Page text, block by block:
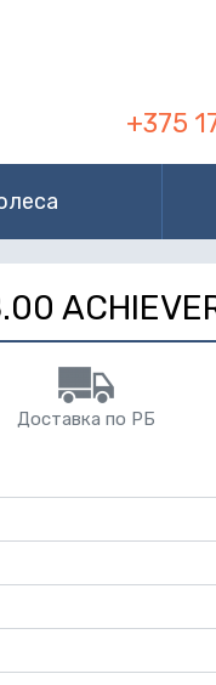
+375
Доставка по РБ